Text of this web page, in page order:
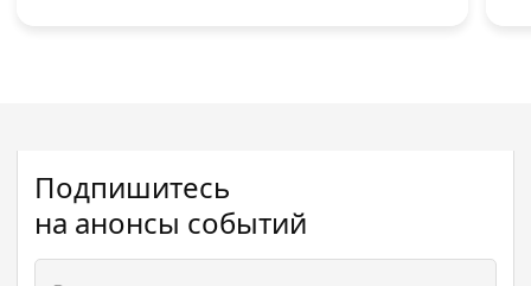
Подпишитесь
на анонсы событий